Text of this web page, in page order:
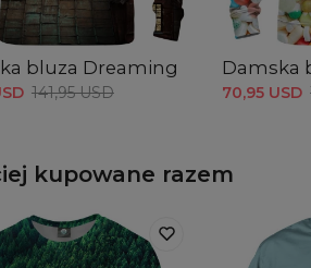
bluza Dreaming
141,95 USD
Damska
70,95 USD
kupowane razem